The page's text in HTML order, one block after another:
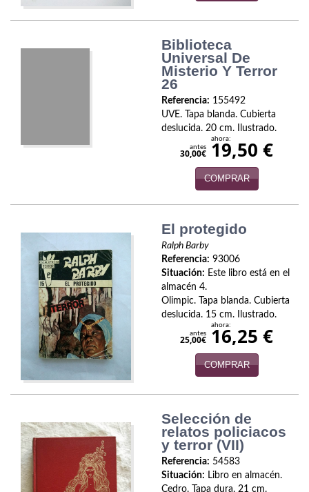
Literatura hispanoamericana
Mafia y espionaje
Matemáticas
Medicina
Novela Extranjera
Novela fantástica
Biblioteca
Universal De
Misterio Y Terror
26
Referencia: 155492
UVE. Tapa blanda. Cubierta
deslucida. 20 cm. Ilustrado.
antes
30,00€
ahora:
19,50 €
COMPRAR
El protegido
Ralph Barby
Referencia: 93006
Situación: Este libro está en el
almacén 4.
Olimpic. Tapa blanda. Cubierta
deslucida. 15 cm. Ilustrado.
antes
25,00€
ahora:
16,25 €
COMPRAR
Selección de
relatos policiacos
y terror (VII)
Referencia: 54583
Situación: Libro en almacén.
Cedro. Tapa dura. 21 cm.